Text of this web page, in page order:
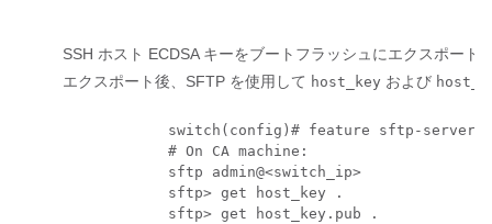
SSH ホスト ECDSA キーをブートフラッシュにエクスポート
エクスポート後、SFTP を使用して host_key および
            switch(config)# feature sftp-server
            # On CA machine:
            sftp admin@<switch_ip>
            sftp> get host_key .
            sftp> get host_key.pub .